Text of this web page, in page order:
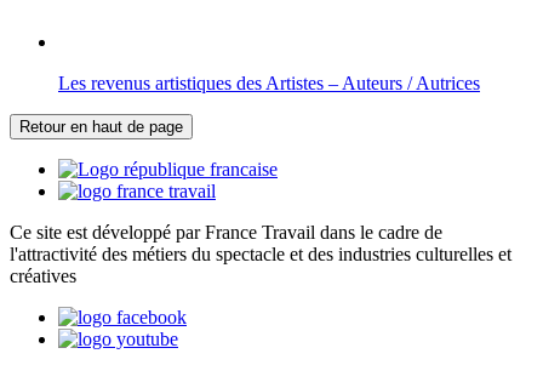
Les revenus artistiques des Artistes – Auteurs / Autrices
Retour en haut de page
Ce site est développé par France Travail dans le cadre de
l'attractivité des métiers du spectacle et des industries culturelles et
créatives